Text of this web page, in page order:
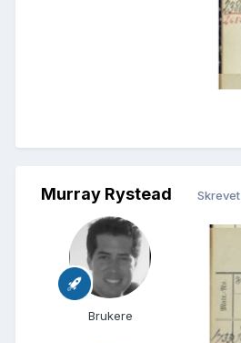
Murray Rystead
Brukere
Skrevet